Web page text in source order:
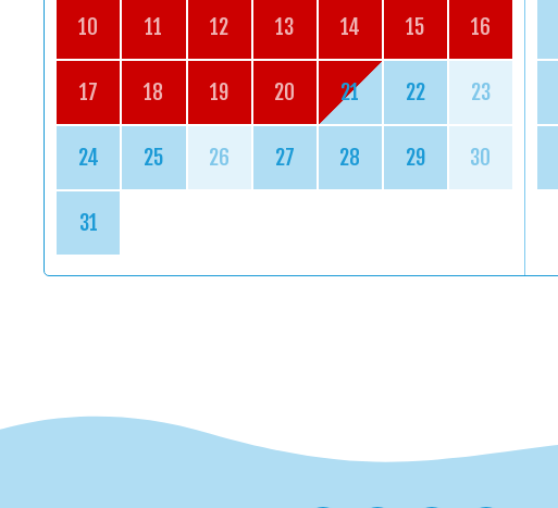
10 11 12 13 14 15 16
17 18 19 20 21 22 23
24 25 26 27 28 29 30
31